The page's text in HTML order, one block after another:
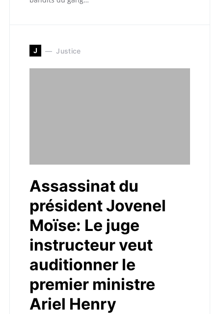
J Justice
Assassinat du
président Jovenel
Moïse: Le juge
instructeur veut
auditionner le
premier ministre
Ariel Henry